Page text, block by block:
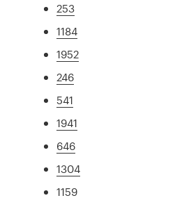
253
1184
1952
246
541
1941
646
1304
1159